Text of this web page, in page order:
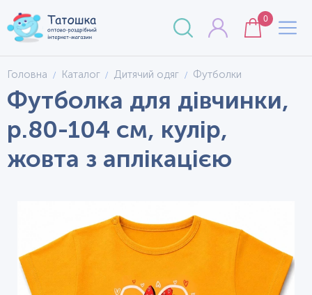
0
Головна Каталог Дитячий одяг Футболки
Футболка для дівчинки,
р.80-104 см, кулір,
жовта з аплікацією